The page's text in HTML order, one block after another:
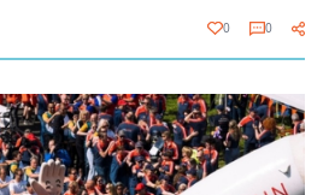
0 0